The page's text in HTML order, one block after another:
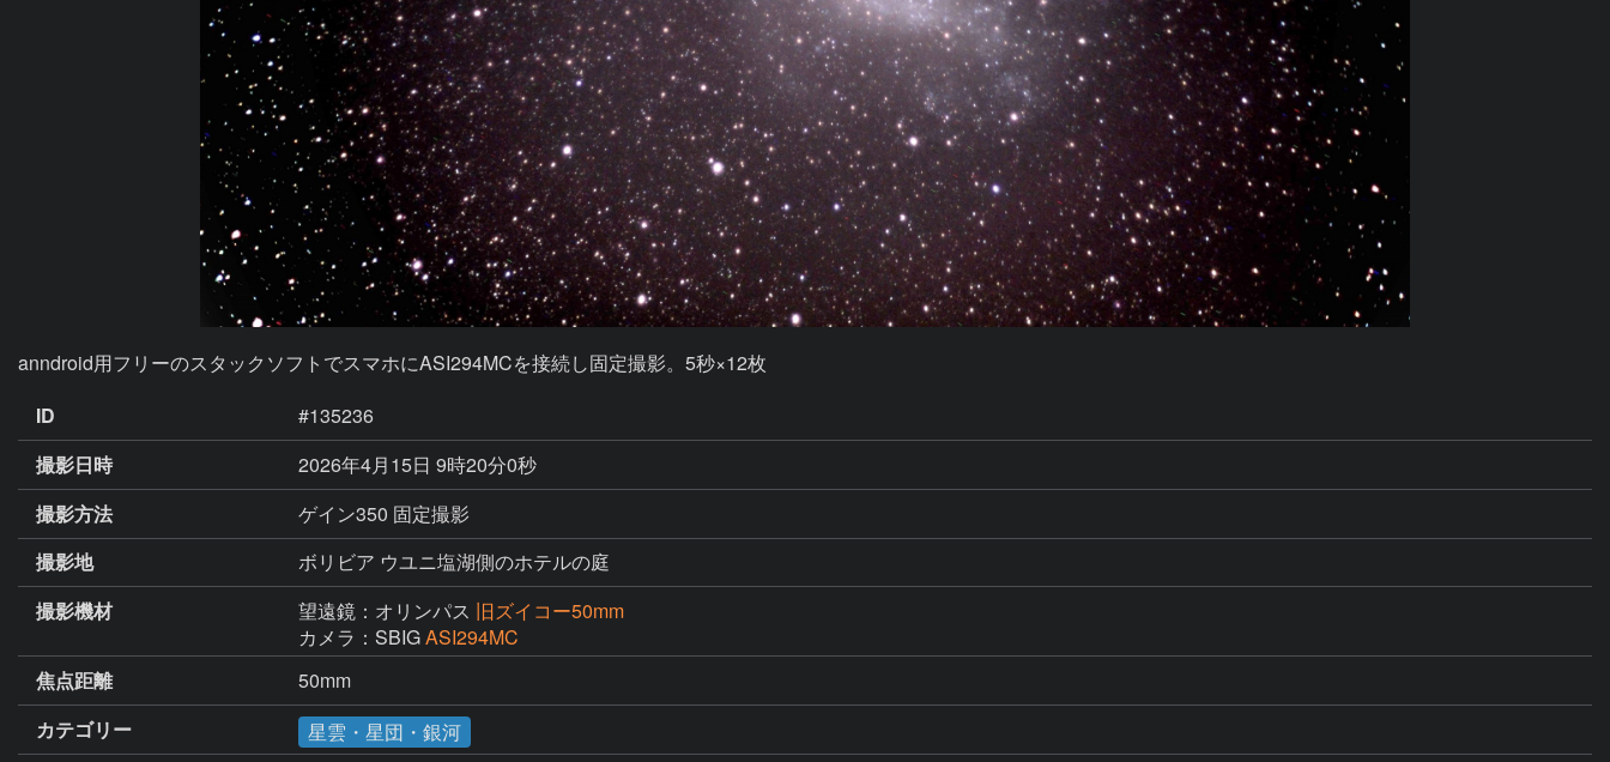
anndroid用フリーのスタックソフトでスマホにASI294MCを接続し固定撮影。5秒×12枚
ID
#135236
撮影日時
2026年4月15日 9時20分0秒
撮影方法
ゲイン350 固定撮影
撮影地
ボリビア ウユニ塩湖側のホテルの庭
撮影機材
望遠鏡：オリンパス 旧ズイコー50mm
カメラ：SBIGASI294MC
焦点距離
50mm
カテゴリー
星雲・星団・銀河